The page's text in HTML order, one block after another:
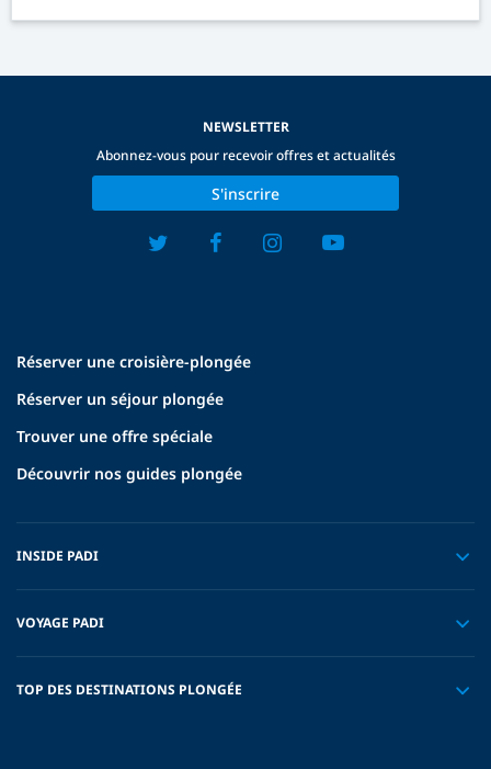
Réserver une croisière-plongée
Réserver un séjour plongée
Trouver une offre spéciale
Découvrir nos guides plongée
INSIDE PADI
VOYAGE PADI
TOP DES DESTINATIONS PLONGÉE
NEWSLETTER
Abonnez-vous pour recevoir offres et actualités
S'inscrire